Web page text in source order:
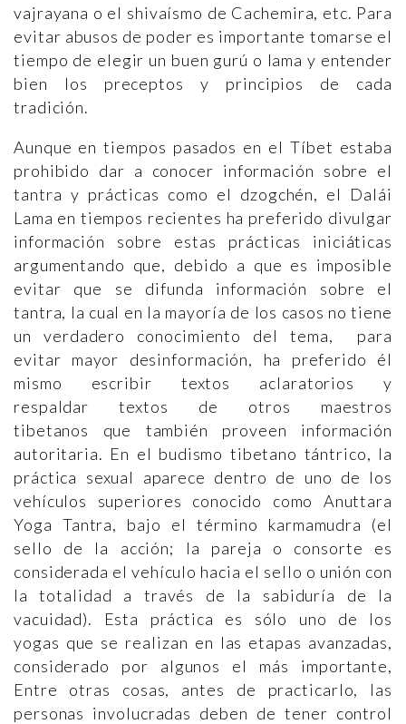
vajrayana o el shivaísmo de Cachemira, etc. Para
evitar abusos de poder es importante tomarse el
tiempo de elegir un buen gurú o lama y entender
bien los preceptos y principios de cada
tradición.
Aunque en tiempos pasados en el Tíbet estaba
prohibido dar a conocer información sobre el
tantra y prácticas como el dzogchén, el Dalái
Lama en tiempos recientes ha preferido divulgar
información sobre estas prácticas iniciáticas
argumentando que, debido a que es imposible
evitar que se difunda información sobre el
tantra, la cual en la mayoría de los casos no tiene
un verdadero conocimiento del tema, para
evitar mayor desinformación, ha preferido él
mismo escribir textos aclaratorios y
respaldar textos de otros maestros
tibetanos que también proveen información
autoritaria. En el budismo tibetano tántrico, la
práctica sexual aparece dentro de uno de los
vehículos superiores conocido como Anuttara
Yoga Tantra, bajo el término karmamudra (el
sello de la acción; la pareja o consorte es
considerada el vehículo hacia el sello o unión con
la totalidad a través de la sabiduría de la
vacuidad). Esta práctica es sólo uno de los
yogas que se realizan en las etapas avanzadas,
considerado por algunos el más importante,
Entre otras cosas, antes de practicarlo, las
personas involucradas deben de tener control